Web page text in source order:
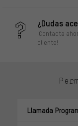
¿Dudas
¡Contacta
cliente!
Llamada